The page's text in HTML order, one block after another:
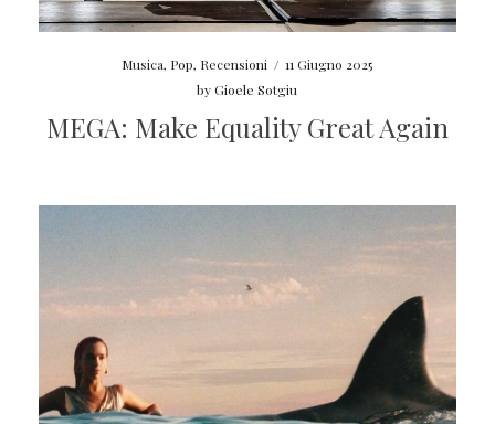
Musica, Pop, Recensioni / 11 Giugno 2025
byGioele Sotgiu
MEGA: Make Equality Great Again